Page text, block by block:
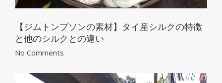
【ジムトンプソンの素材】タイ産シルクの特徴
と他のシルクとの違い
No Comments